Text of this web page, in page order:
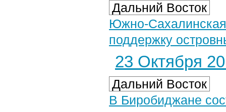
Дальний Восток
Южно-Сахалинская
поддержку
23 Октября
Дальний Восток
В Биробиджане